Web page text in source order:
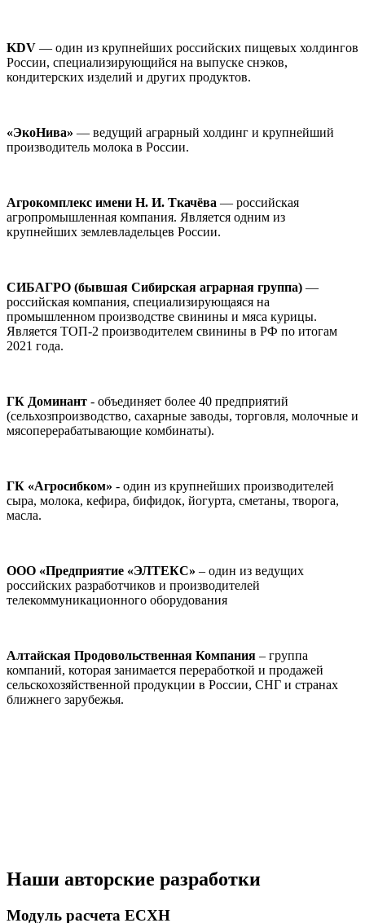
KDV — один из крупнейших российских пищевых холдингов
России, специализирующийся на выпуске снэков,
кондитерских изделий и других продуктов.
«ЭкоНива» — ведущий аграрный холдинг и крупнейший
производитель молока в России.
Агрокомплекс имени Н. И. Ткачёва — российская
агропромышленная компания. Является одним из
крупнейших землевладельцев России.
СИБАГРО (бывшая Сибирская аграрная группа) —
российская компания, специализирующаяся на
промышленном производстве свинины и мяса курицы.
Является ТОП-2 производителем свинины в РФ по итогам
2021 года.
ГК Доминант - объединяет более 40 предприятий
(сельхозпроизводство, сахарные заводы, торговля, молочные и
мясоперерабатывающие комбинаты).
ГК «Агросибком» - один из крупнейших производителей
сыра, молока, кефира, бифидок, йогурта, сметаны, творога,
масла.
ООО «Предприятие «ЭЛТЕКС» – один из ведущих
российских разработчиков и производителей
телекоммуникационного оборудования
Алтайская Продовольственная Компания – группа
компаний, которая занимается переработкой и продажей
сельскохозяйственной продукции в России, СНГ и странах
ближнего зарубежья.
Наши авторские разработки
Модуль расчета ЕСХН